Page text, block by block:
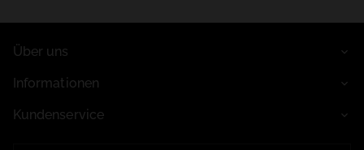
Über uns
Informationen
Kundenservice